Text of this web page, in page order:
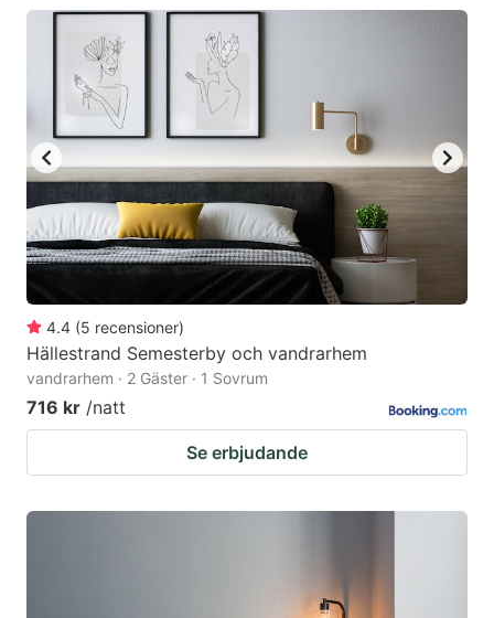
4.4 (5 recensioner)
Hällestrand Semesterby och vandrarhem
vandrarhem · 2 Gäster · 1 Sovrum
716 kr /natt
Se erbjudande